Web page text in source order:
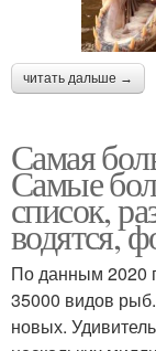
читать дальше →
Самая
Самые
список,
водятся,
По данным 2020
35000 видов
новых.